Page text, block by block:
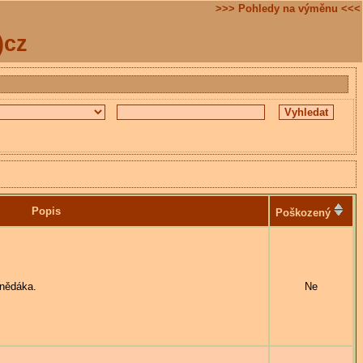
>>> Pohledy na výměnu <<<
Popis Poškozený
Ne